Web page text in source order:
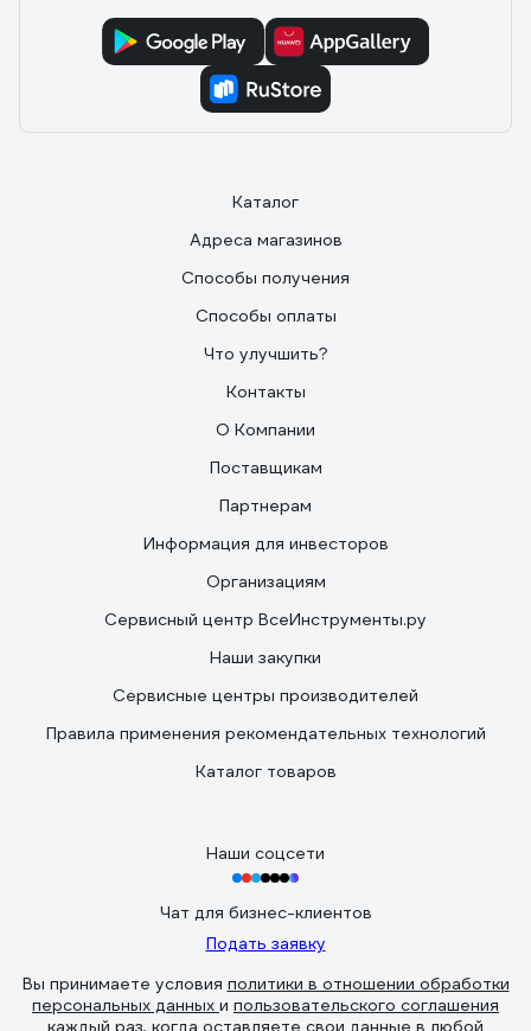
Каталог
Адреса магазинов
Способы получения
Способы оплаты
Что улучшить?
Контакты
О Компании
Поставщикам
Партнерам
Информация для инвесторов
Организациям
Сервисный центр ВсеИнструменты.ру
Наши закупки
Сервисные центры производителей
Правила применения рекомендательных технологий
Каталог товаров
Наши соцсети
Чат для бизнес-клиентов
Подать заявку
Вы принимаете условия политики в отношении обработки
персональных данных и пользовательского соглашения
каждый раз, когда оставляете свои данные в любой